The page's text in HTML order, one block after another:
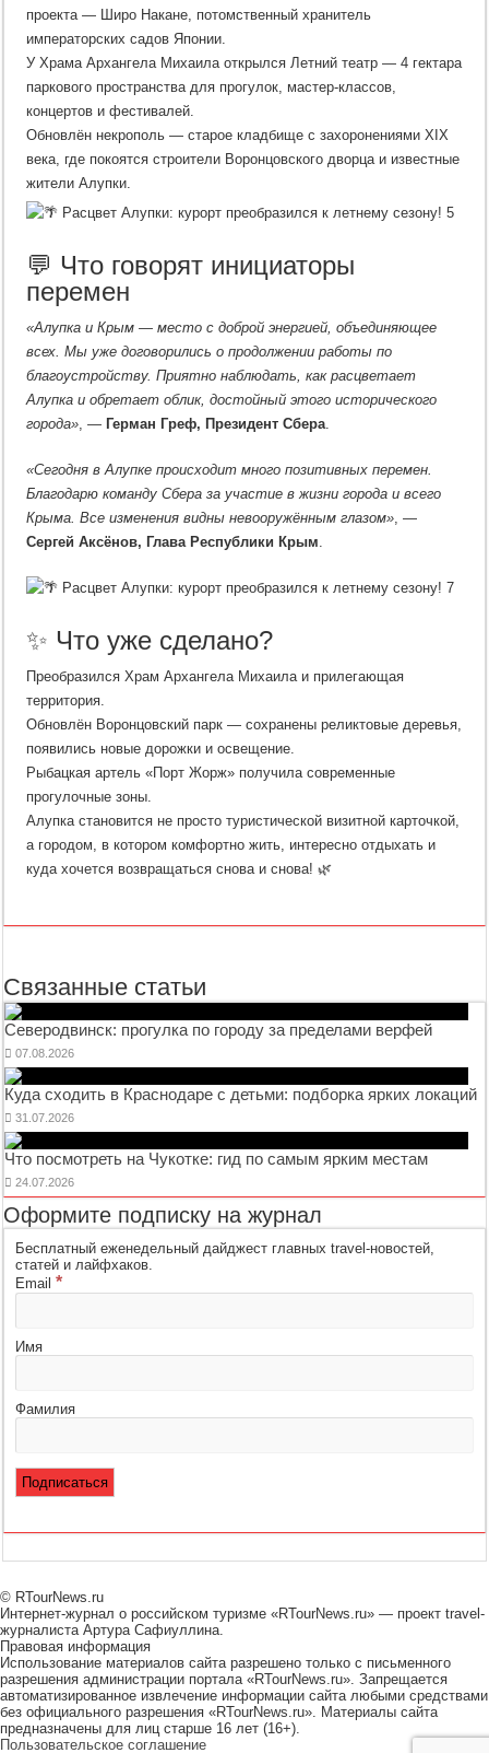
проекта — Широ Накане, потомственный хранитель
императорских садов Японии.
У Храма Архангела Михаила открылся Летний театр — 4 гектара
паркового пространства для прогулок, мастер-классов,
концертов и фестивалей.
Обновлён некрополь — старое кладбище с захоронениями XIX
века, где покоятся строители Воронцовского дворца и известные
жители Алупки.
💬 Что говорят инициаторы
перемен
«Алупка и Крым — место с доброй энергией, объединяющее
всех. Мы уже договорились о продолжении работы по
благоустройству. Приятно наблюдать, как расцветает
Алупка и обретает облик, достойный этого исторического
города», — Герман Греф, Президент Сбера.
«Сегодня в Алупке происходит много позитивных перемен.
Благодарю команду Сбера за участие в жизни города и всего
Крыма. Все изменения видны невооружённым глазом», —
Сергей Аксёнов, Глава Республики Крым.
✨ Что уже сделано?
Преобразился Храм Архангела Михаила и прилегающая
территория.
Обновлён Воронцовский парк — сохранены реликтовые деревья,
появились новые дорожки и освещение.
Рыбацкая артель «Порт Жорж» получила современные
прогулочные зоны.
Алупка становится не просто туристической визитной карточкой,
а городом, в котором комфортно жить, интересно отдыхать и
куда хочется возвращаться снова и снова! 🌿
Связанные статьи
Северодвинск: прогулка по городу за пределами верфей
07.08.2026
Куда сходить в Краснодаре с детьми: подборка ярких локаций
31.07.2026
Что посмотреть на Чукотке: гид по самым ярким местам
24.07.2026
Оформите подписку на журнал
Бесплатный еженедельный дайджест главных travel-новостей,
статей и лайфхаков.
Email*
Имя
Фамилия
© RTourNews.ru
Интернет-журнал о российском туризме «RTourNews.ru» — проект travel-
журналиста Артура Сафиуллина.
Правовая информация
Использование материалов сайта разрешено только с письменного
разрешения администрации портала «RTourNews.ru». Запрещается
автоматизированное извлечение информации сайта любыми средствами
без официального разрешения «RTourNews.ru». Материалы сайта
предназначены для лиц старше 16 лет (16+).
Пользовательское соглашение